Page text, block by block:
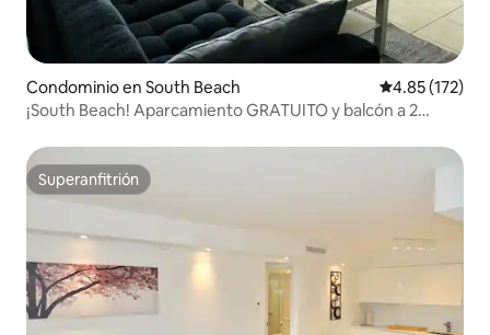
Condominio en South Beach Calificación
4.85 (172)
¡South Beach! Aparcamiento GRATUITO y balcón a 2
Superanfitrión
Superanfitrión